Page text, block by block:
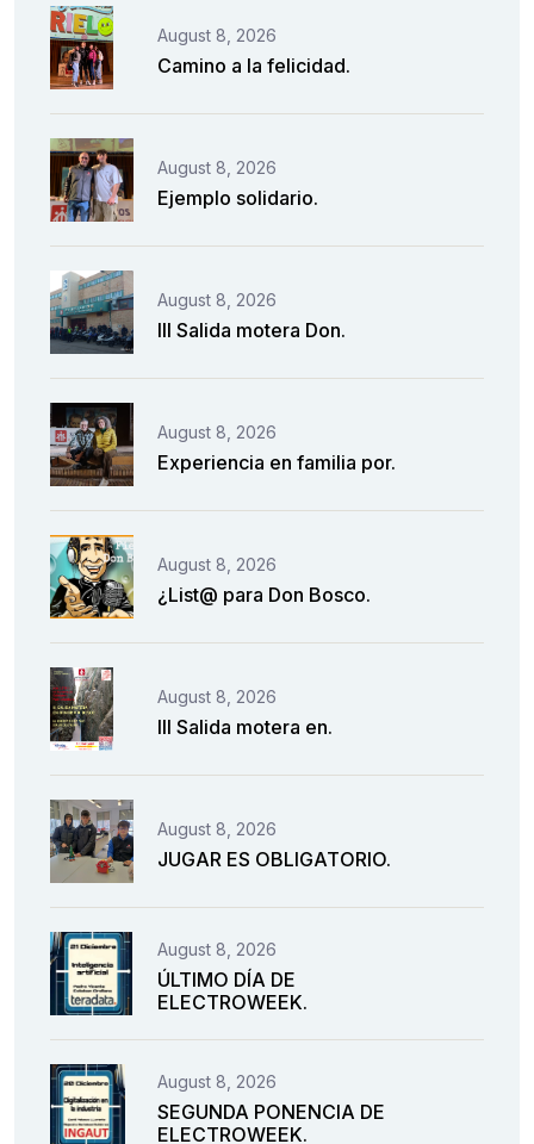
August 8, 2026
Camino a la felicidad.
August 8, 2026
Ejemplo solidario.
August 8, 2026
III Salida motera Don.
August 8, 2026
Experiencia en familia por.
August 8, 2026
¿List@ para Don Bosco.
August 8, 2026
III Salida motera en.
August 8, 2026
JUGAR ES OBLIGATORIO.
August 8, 2026
ÚLTIMO DÍA DE
ELECTROWEEK.
August 8, 2026
SEGUNDA PONENCIA DE
ELECTROWEEK.